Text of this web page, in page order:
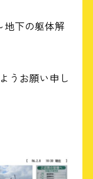
地下の躯体解
うお願い申し